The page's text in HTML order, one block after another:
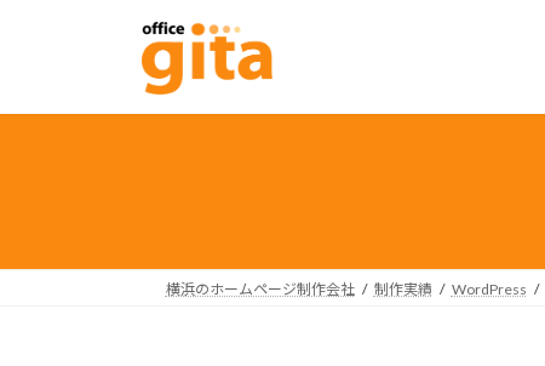
プ
動
横浜のホームページ制作会社 制作実績 WordPress